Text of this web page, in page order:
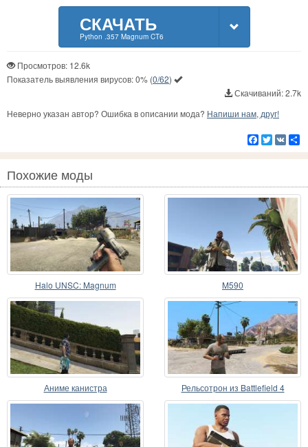
СКАЧАТЬ
Python .357 Magnum CT6
Просмотров: 12.6k
Показатель выявления вирусов:0% (0/62)
Скачиваний: 2.7k
Неверно указан автор? Ошибка в описании мода? Напиши нам, друг!
Facebook
Twitter
VK
Похожие моды
Halo UNSC: Magnum M590
Аниме канистра Рельсотрон из Battlefield 4